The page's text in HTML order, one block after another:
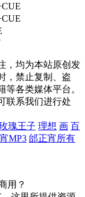
，均为本站原创发
，禁止复制、盗
等各类媒体平台。
联系我们进行处
瑰王子 理想 画 百
MP3 邰正宵所有
用？